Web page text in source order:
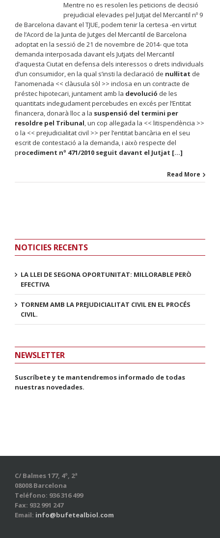
Mentre no es resolen les peticions de decisió
prejudicial elevades pel Jutjat del Mercantil nº 9
de Barcelona davant el TJUE, podem tenir la certesa -en virtut
de l’Acord de la Junta de Jutges del Mercantil de Barcelona
adoptat en la sessió de 21 de novembre de 2014- que tota
demanda interposada davant els Jutjats del Mercantil
d’aquesta Ciutat en defensa dels interessos o drets individuals
d’un consumidor, en la qual s’insti la declaració de nul·litat de
l’anomenada << clàusula sòl >> inclosa en un contracte de
préstec hipotecari, juntament amb la devolució de les
quantitats indegudament percebudes en excés per l’Entitat
financera, donarà lloc a la suspensió del termini per
resoldre pel Tribunal, un cop al·legada la << litispendència >>
o la << prejudicialitat civil >> per l’entitat bancària en el seu
escrit de contestació a la demanda, i això respecte del
procediment nº 471/2010 seguit davant el Jutjat […]
Read More
NOTICIES RECENTS
LA LLEI DE SEGONA OPORTUNITAT: MILLORABLE PERÒ
EFECTIVA
TORNEM AMB LA PREJUDICIALITAT CIVIL EN EL PROCÉS
CIVIL.
NEWSLETTER
Suscríbete y te mantendremos informado de todas
nuestras novedades.
C/ Balmes 177, 4º, 2ª
08008 Barcelona
Teléfono: 936 316 499
Fax: 932 991 247
Email: info@bufetealbiol.com